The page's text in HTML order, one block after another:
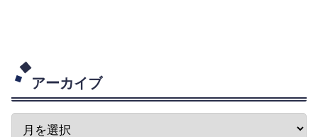
アーカイブ